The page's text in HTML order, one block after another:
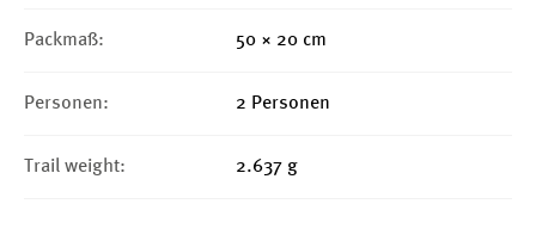
Packmaß: 50 × 20 cm
Personen: 2 Personen
Trail weight: 2.637 g